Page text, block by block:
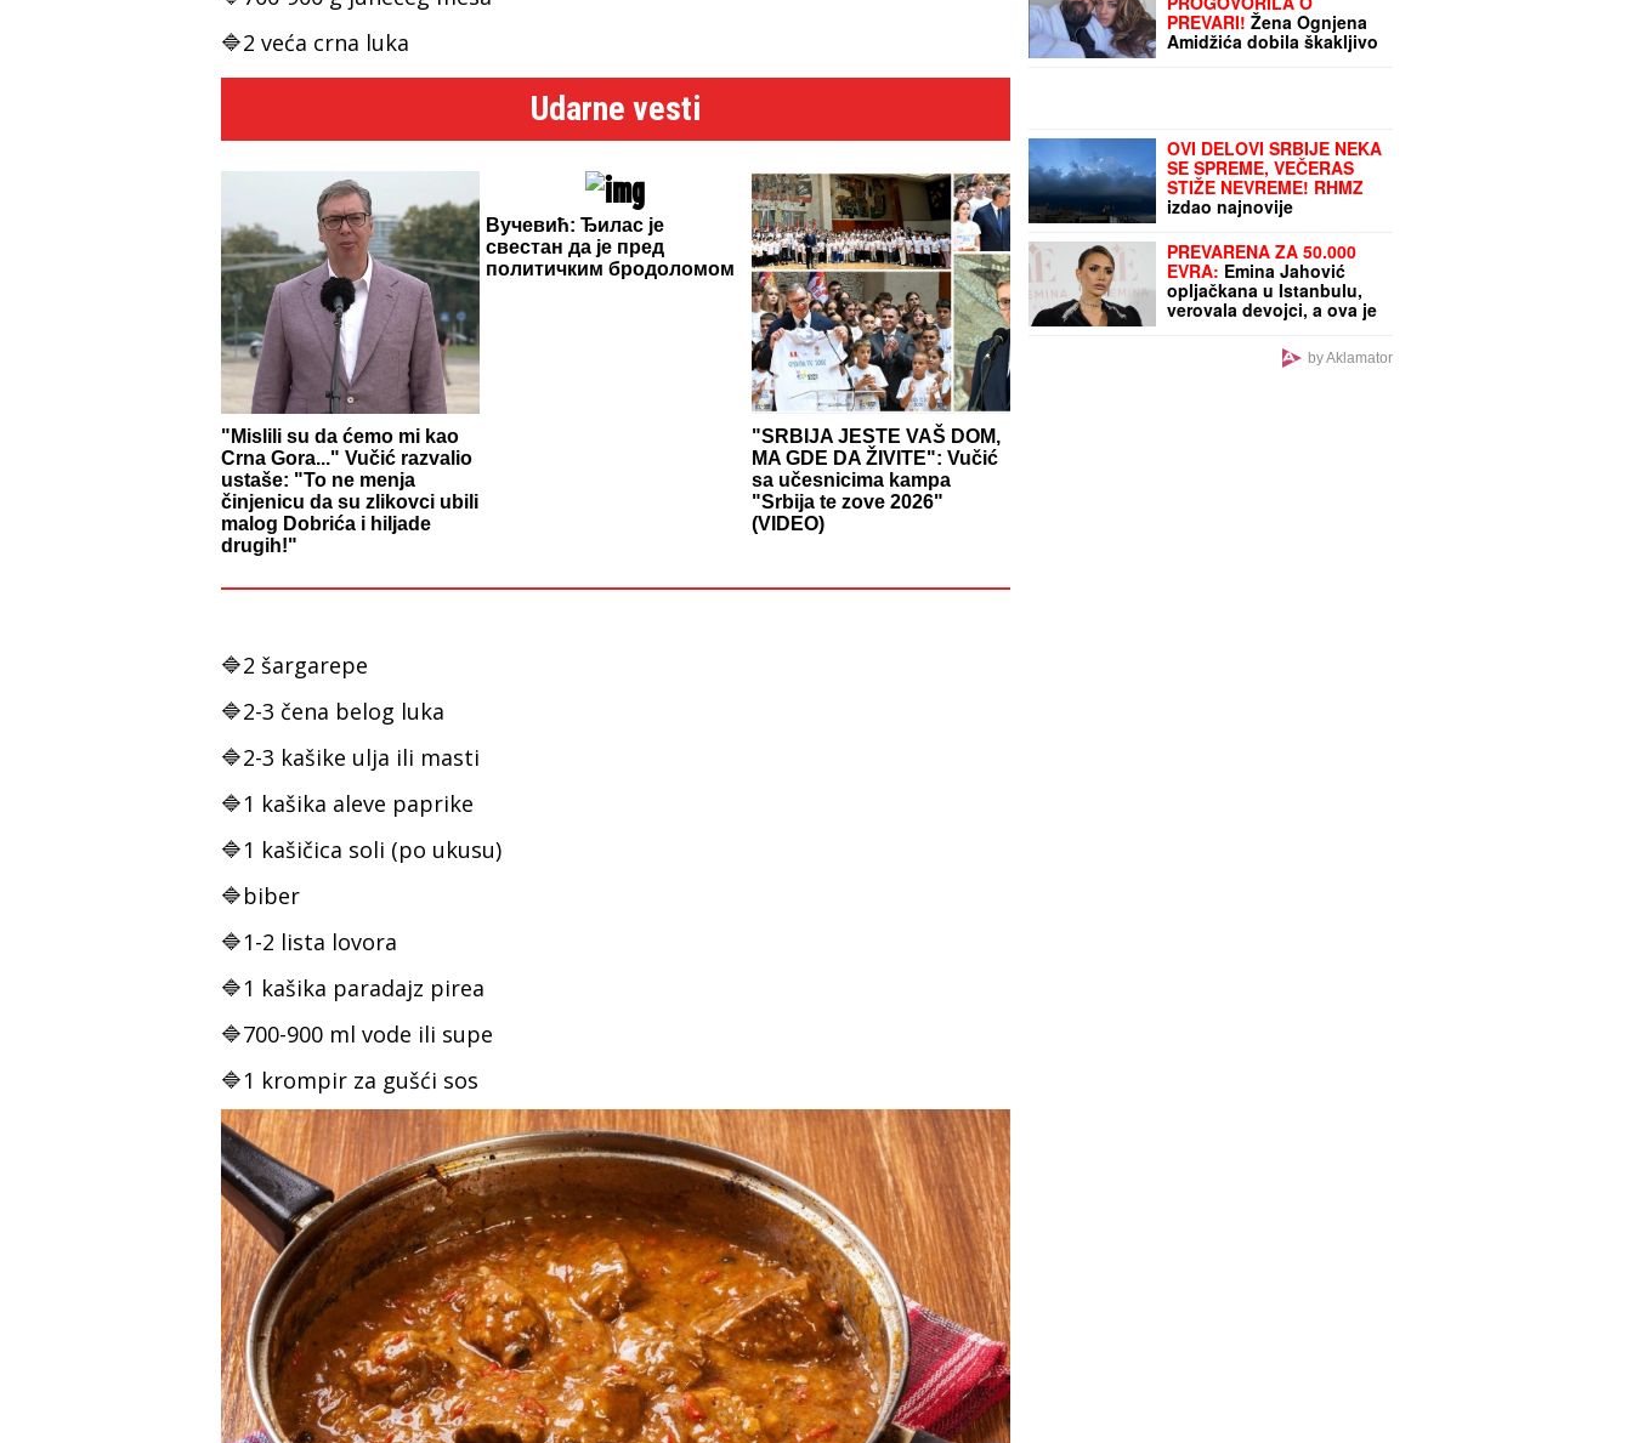
🔷2 veća crna luka
Udarne vesti
"Mislili su da ćemo mi kao
Crna Gora..." Vučić razvalio
ustaše: "To ne menja
činjenicu da su zlikovci ubili
malog Dobrića i hiljade
drugih!"
Вучевић: Ђилас је
свестан да је пред
политичким бродоломом
"SRBIJA JESTE VAŠ DOM,
MA GDE DA ŽIVITE": Vučić
sa učesnicima kampa
"Srbija te zove 2026"
(VIDEO)
🔷2 šargarepe
🔷2-3 čena belog luka
🔷2-3 kašike ulja ili masti
🔷1 kašika aleve paprike
🔷1 kašičica soli (po ukusu)
🔷biber
🔷1-2 lista lovora
🔷1 kašika paradajz pirea
🔷700-900 ml vode ili supe
🔷1 krompir za gušći sos
PREVARI! Žena Ognjena
Amidžića dobila škakljivo
OVI DELOVI SRBIJE NEKA
SE SPREME, VEČERAS
STIŽE NEVREME! RHMZ
izdao najnovije
upozorenje: Pljuštaće,
gromovi će da TUTNJE, a
duvaće OLUJNI vetar
PREVARENA ZA 50.000
EVRA: Emina Jahović
opljačkana u Istanbulu,
verovala devojci, a ova je
posle svega blokirala na
by Aklamator